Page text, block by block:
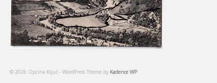
© 2026 Općina Ključ - WordPress Theme by Kadence WP